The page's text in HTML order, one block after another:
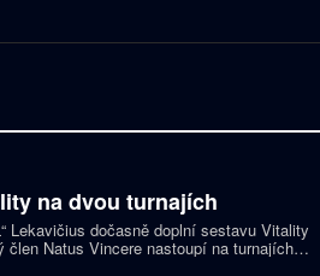
na dvou turnajích
Lekavičius dočasně doplní sestavu Vitality
člen Natus Vincere nastoupí na turnajích
Bucharest.